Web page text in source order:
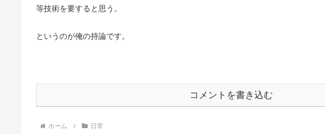
等技術を要すると思う。
というのが俺の持論です。
コメントを書き込む
ホーム 日常